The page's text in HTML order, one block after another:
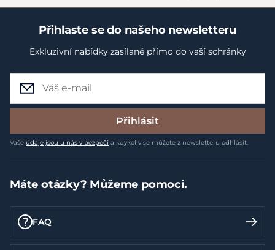
Přihlaste se do našeho newsletteru
Exkluzivní nabídky zasílané přímo do vaší schránky
Přihlásit
Vaše údaje jsou u nás v bezpečí a kdykoliv se můžete z newsletteru odhlásit.
Máte otázky? Můžeme pomoci.
FAQ